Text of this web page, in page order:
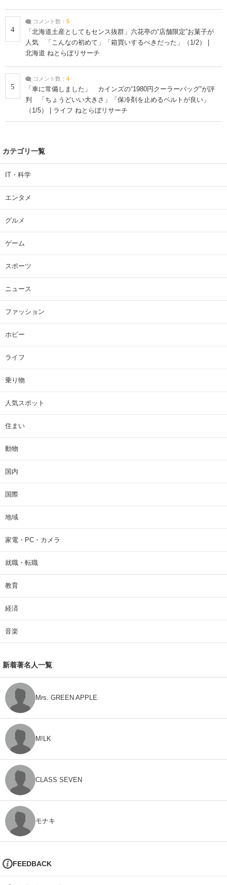
4
コメント数： 5
「北海道土産としてもセンス抜群」六花亭の“店舗限定”お菓子が
人気 「こんなの初めて」「箱買いするべきだった」（1/2） |
北海道 ねとらぼリサーチ
5
コメント数： 4
「車に常備しました」 カインズの“1980円クーラーバッグ”が評
判 「ちょうどいい大きさ」「保冷剤を止めるベルトが良い」
（1/5） | ライフ ねとらぼリサーチ
カテゴリ一覧
IT・科学
エンタメ
グルメ
ゲーム
スポーツ
ニュース
ファッション
ホビー
ライフ
乗り物
人気スポット
住まい
動物
国内
国際
地域
家電・PC・カメラ
就職・転職
教育
経済
音楽
新着著名人一覧
Mrs. GREEN APPLE
M!LK
CLASS SEVEN
モナキ
FEEDBACK